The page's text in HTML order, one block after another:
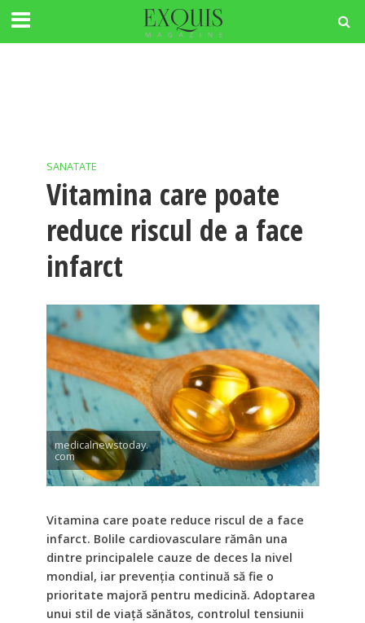
SANATATE
Vitamina care poate
reduce riscul de a face
infarct
medicalnewstoday.
com
Vitamina care poate reduce riscul de a face
infarct. Bolile cardiovasculare rămân una
dintre principalele cauze de deces la nivel
mondial, iar prevenția continuă să fie o
prioritate majoră pentru medicină. Adoptarea
unui stil de viață sănătos, controlul tensiunii